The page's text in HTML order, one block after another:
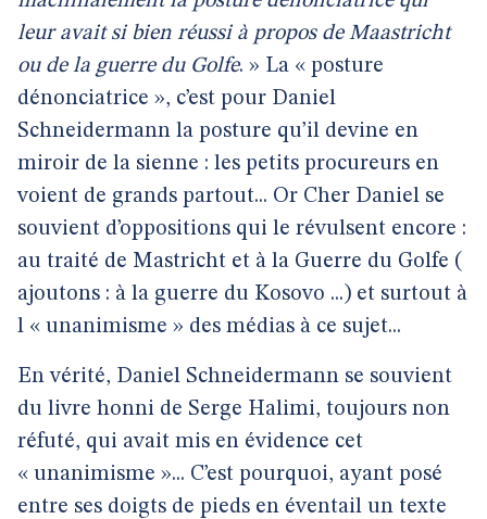
leur avait si bien réussi à propos de Maastricht
ou de la guerre du Golfe. » La « posture
dénonciatrice », c’est pour Daniel
Schneidermann la posture qu’il devine en
miroir de la sienne : les petits procureurs en
voient de grands partout... Or Cher Daniel se
souvient d’oppositions qui le révulsent encore :
au traité de Mastricht et à la Guerre du Golfe (
ajoutons : à la guerre du Kosovo ...) et surtout à
l « unanimisme » des médias à ce sujet...
En vérité, Daniel Schneidermann se souvient
du livre honni de Serge Halimi, toujours non
réfuté, qui avait mis en évidence cet
« unanimisme »... C’est pourquoi, ayant posé
entre ses doigts de pieds en éventail un texte